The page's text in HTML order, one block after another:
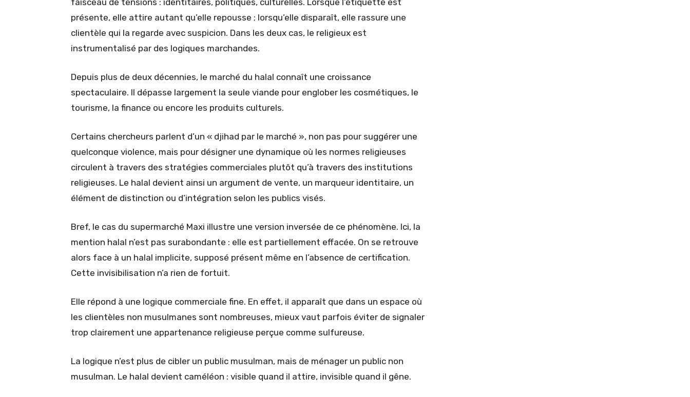
présente, elle attire autant qu’elle repousse ; lorsqu’elle disparaît, elle rassure une
clientèle qui la regarde avec suspicion. Dans les deux cas, le religieux est
instrumentalisé par des logiques marchandes.
Depuis plus de deux décennies, le marché du halal connaît une croissance
spectaculaire. Il dépasse largement la seule viande pour englober les cosmétiques, le
tourisme, la finance ou encore les produits culturels.
Certains chercheurs parlent d’un « djihad par le marché », non pas pour suggérer une
quelconque violence, mais pour désigner une dynamique où les normes religieuses
circulent à travers des stratégies commerciales plutôt qu’à travers des institutions
religieuses. Le halal devient ainsi un argument de vente, un marqueur identitaire, un
élément de distinction ou d’intégration selon les publics visés.
Bref, le cas du supermarché Maxi illustre une version inversée de ce phénomène. Ici, la
mention halal n’est pas surabondante : elle est partiellement effacée. On se retrouve
alors face à un halal implicite, supposé présent même en l’absence de certification.
Cette invisibilisation n’a rien de fortuit.
Elle répond à une logique commerciale fine. En effet, il apparaît que dans un espace où
les clientèles non musulmanes sont nombreuses, mieux vaut parfois éviter de signaler
trop clairement une appartenance religieuse perçue comme sulfureuse.
La logique n’est plus de cibler un public musulman, mais de ménager un public non
musulman. Le halal devient caméléon : visible quand il attire, invisible quand il gêne.